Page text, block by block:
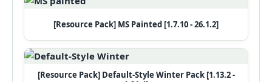
[Resource Pack] MS Painted [1.7.10 - 26.1.2]
[Resource Pack] Default-Style Winter Pack [1.13.2 -